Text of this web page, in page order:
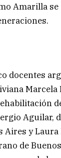
Amarilla
docentes
Aguilar,
Aires y
de